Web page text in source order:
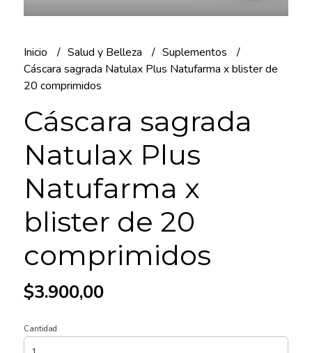
Inicio Salud y Belleza
Suplementos
Cáscara sagrada Natulax Plus Natufarma x blister de
20 comprimidos
Cáscara sagrada
Natulax Plus
Natufarma x
blister de 20
comprimidos
$3.900,00
Cantidad